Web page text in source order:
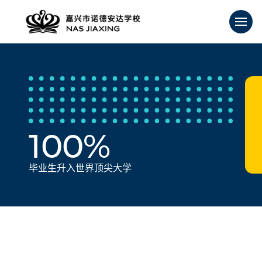
100%
毕业生升入世界顶尖大学